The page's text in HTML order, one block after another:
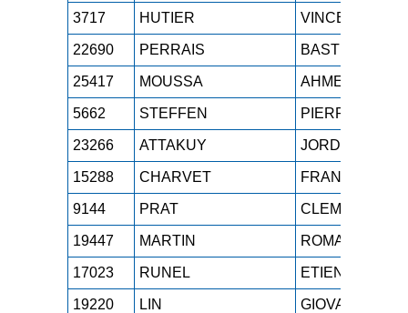
3717 HUTIER VINCENT
22690 PERRAIS BASTIEN
25417 MOUSSA AHMED
5662 STEFFEN PIERRE
23266 ATTAKUY JORDY
15288 CHARVET FRANCOIS
9144 PRAT CLEMENT
19447 MARTIN ROMAIN
17023 RUNEL ETIENNE
19220 LIN GIOVANNI